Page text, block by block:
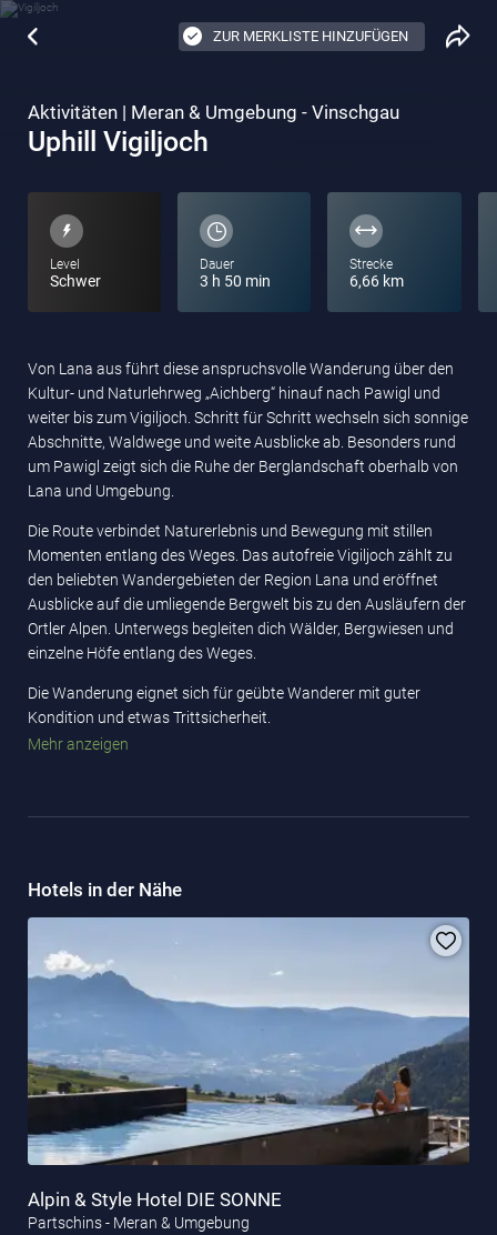
ZUR MERKLISTE HINZUFÜGEN
Aktivitäten | Meran & Umgebung - Vinschgau
Uphill Vigiljoch
Level
Schwer
Dauer
3 h 50 min
Strecke
6,66 km
Von Lana aus führt diese anspruchsvolle Wanderung über den
Kultur- und Naturlehrweg „Aichberg“ hinauf nach Pawigl und
weiter bis zum Vigiljoch. Schritt für Schritt wechseln sich sonnige
Abschnitte, Waldwege und weite Ausblicke ab. Besonders rund
um Pawigl zeigt sich die Ruhe der Berglandschaft oberhalb von
Lana und Umgebung.
Die Route verbindet Naturerlebnis und Bewegung mit stillen
Momenten entlang des Weges. Das autofreie Vigiljoch zählt zu
den beliebten Wandergebieten der Region Lana und eröffnet
Ausblicke auf die umliegende Bergwelt bis zu den Ausläufern der
Ortler Alpen. Unterwegs begleiten dich Wälder, Bergwiesen und
einzelne Höfe entlang des Weges.
Die Wanderung eignet sich für geübte Wanderer mit guter
Kondition und etwas Trittsicherheit.
Es bietet sich die Möglichkeit, auch nach Feierabend bis 23 Uhr
Mehr anzeigen
Hotels in der Nähe
Alpin & Style Hotel DIE SONNE
Partschins - Meran & Umgebung